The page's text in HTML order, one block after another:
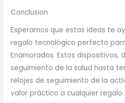
Conclusion
Esperamos que estas ideas te
regalo tecnológico perfecto
Enamorados. Estos dispositivos,
seguimiento de la salud hasta
relojes de seguimiento de la
valor práctico a cualquier